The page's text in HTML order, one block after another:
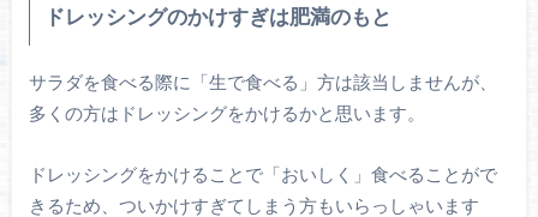
ドレッシングのかけすぎは肥満のもと
サラダを食べる際に「生で食べる」方は該当しませんが、
多くの方はドレッシングをかけるかと思います。
ドレッシングをかけることで「おいしく」食べることがで
きるため、ついかけすぎてしまう方もいらっしゃいます